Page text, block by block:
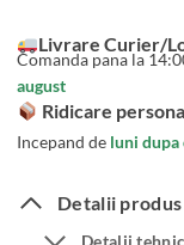
Livrare Curier/
Comanda pana la
august
Ridicare
Incepand de luni dupa
Detalii produs
Detalii